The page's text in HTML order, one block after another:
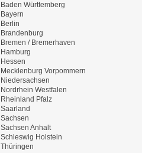
Baden Württemberg
Bayern
Berlin
Brandenburg
Bremen / Bremerhaven
Hamburg
Hessen
Mecklenburg Vorpommern
Niedersachsen
Nordrhein Westfalen
Rheinland Pfalz
Saarland
Sachsen
Sachsen Anhalt
Schleswig Holstein
Thüringen